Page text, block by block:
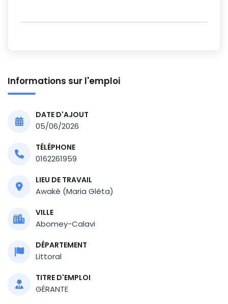
Informations sur l'emploi
DATE D'AJOUT
05/06/2026
TÉLÉPHONE
0162261959
LIEU DE TRAVAIL
Awakè (Maria Gléta)
VILLE
Abomey-Calavi
DÉPARTEMENT
Littoral
TITRE D'EMPLOI
GÉRANTE